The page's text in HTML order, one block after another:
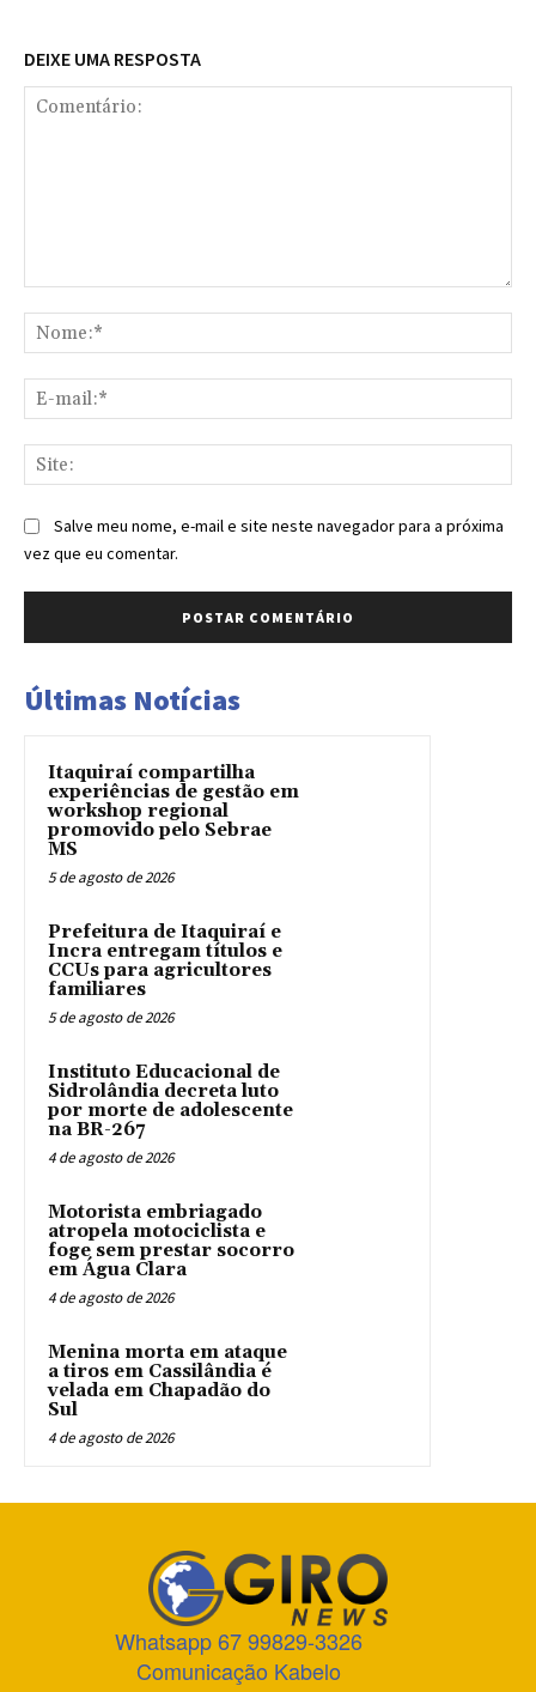
DEIXE UMA RESPOSTA
Salve meu nome, e-mail e site neste navegador para a próxima
vez que eu comentar.
Últimas Notícias
Itaquiraí compartilha
experiências de gestão em
workshop regional
promovido pelo Sebrae
MS
5 de agosto de 2026
Prefeitura de Itaquiraí e
Incra entregam títulos e
CCUs para agricultores
familiares
5 de agosto de 2026
Instituto Educacional de
Sidrolândia decreta luto
por morte de adolescente
na BR-267
4 de agosto de 2026
Motorista embriagado
atropela motociclista e
foge sem prestar socorro
em Água Clara
4 de agosto de 2026
Menina morta em ataque
a tiros em Cassilândia é
velada em Chapadão do
Sul
4 de agosto de 2026
Whatsapp 67 99829-3326
Comunicação Kabelo